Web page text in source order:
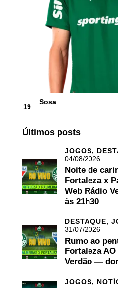
19
Sosa
Últimos posts
JOGOS,
04/08/2026
Noite de
Fortaleza x
Web Rádio
às 21h30
DESTAQUE,
31/07/2026
Rumo ao
Fortaleza
Verdão —
JOGOS,